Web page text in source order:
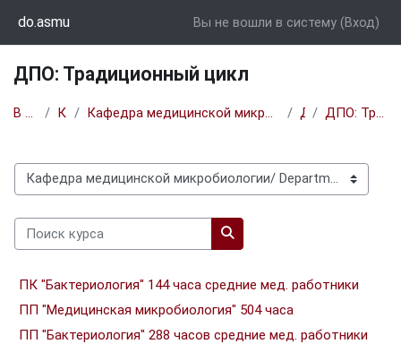
do.asmu Вы не вошли в систему (Вход)
ДПО: Традиционный цикл
В начало Курсы Кафедра медицинской микробиологии/ Department of Medical Microbiology ДПО ДПО: Традиционный цикл
Категории курсов
Поиск курса
Поиск курса
ПК "Бактериология" 144 часа средние мед. работники
ПП "Медицинская микробиология" 504 часа
ПП "Бактериология" 288 часов средние мед. работники